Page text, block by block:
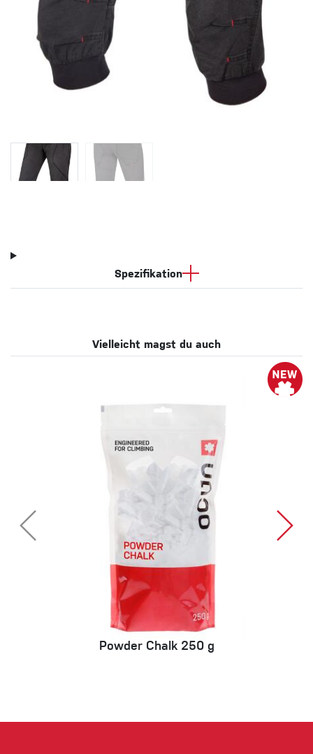
Spezifikation
Vielleicht magst du auch
Powder Chalk 250 g